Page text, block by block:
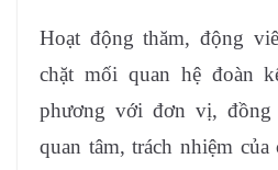
Hoạt động thăm, động
chặt mối quan hệ đoàn
phương với đơn vị,
quan tâm, trách nhiệm